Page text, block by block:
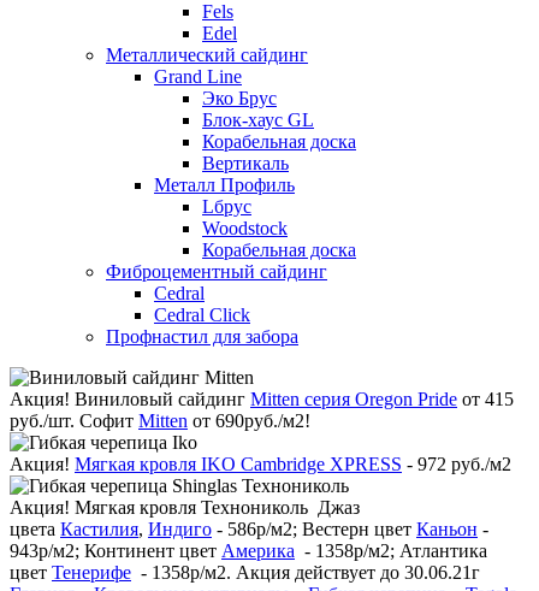
Fels
Edel
Металлический сайдинг
Grand Line
Эко Брус
Блок-хаус GL
Корабельная доска
Вертикаль
Металл Профиль
Lбрус
Woodstock
Корабельная доска
Фиброцементный сайдинг
Cedral
Cedral Click
Профнастил для забора
Акция! Виниловый сайдинг Mitten серия Oregon Pride от 415
руб./шт. Софит Mitten от 690руб./м2!
Акция! Мягкая кровля IKO Cambridge XPRESS - 972 руб./м2
Акция! Мягкая кровля Технониколь Джаз
цвета Кастилия, Индиго - 586р/м2; Вестерн цвет Каньон -
943р/м2; Континент цвет Америка - 1358р/м2; Атлантика
цвет Тенерифе - 1358р/м2. Акция действует до 30.06.21г